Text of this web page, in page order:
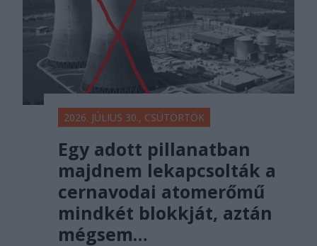
2026. JÚLIUS 30., CSÜTÖRTÖK
Egy adott pillanatban
majdnem lekapcsolták a
cernavodai atomerőmű
mindkét blokkját, aztán
mégsem…